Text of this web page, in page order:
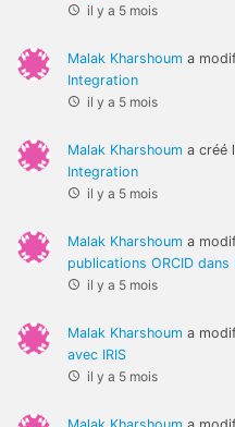
il y a 5 mois
Malak Kharshoum a
Integration
il y a 5 mois
Malak Kharshoum a créé
Integration
il y a 5 mois
Malak Kharshoum a
publications ORCID dans
il y a 5 mois
Malak Kharshoum a
avec IRIS
il y a 5 mois